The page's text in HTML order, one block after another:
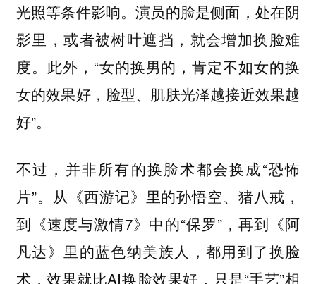
光照等条件影响。演员的脸是侧面，处在阴
影里，或者被树叶遮挡，就会增加换脸难
度。此外，“女的换男的，肯定不如女的换
女的效果好，脸型、肌肤光泽越接近效果越
好”。
不过，并非所有的换脸术都会换成“恐怖
片”。从《西游记》里的孙悟空、猪八戒，
到《速度与激情7》中的“保罗”，再到《阿
凡达》里的蓝色纳美族人，都用到了换脸
术，效果就比AI换脸效果好，只是“手艺”相